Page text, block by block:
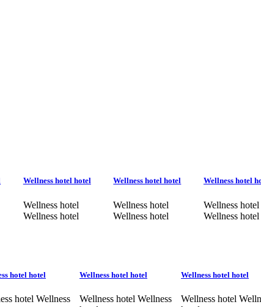
Wellness hotel hotel
Wellness hotel
Wellness hotel
Wellness hotel hotel
Wellness hotel
Wellness hotel
Wellness hotel
Wellness hotel
Wellness hotel
hotel hotel
hotel Wellness
Wellness hotel hotel
Wellness hotel Wellness
Wellness hotel hotel
Wellness hotel